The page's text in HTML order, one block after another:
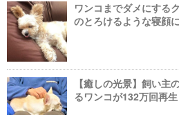
ワンコまでダメにする
のとろけるような寝顔
【癒しの光景】飼い主
るワンコが132万回再生